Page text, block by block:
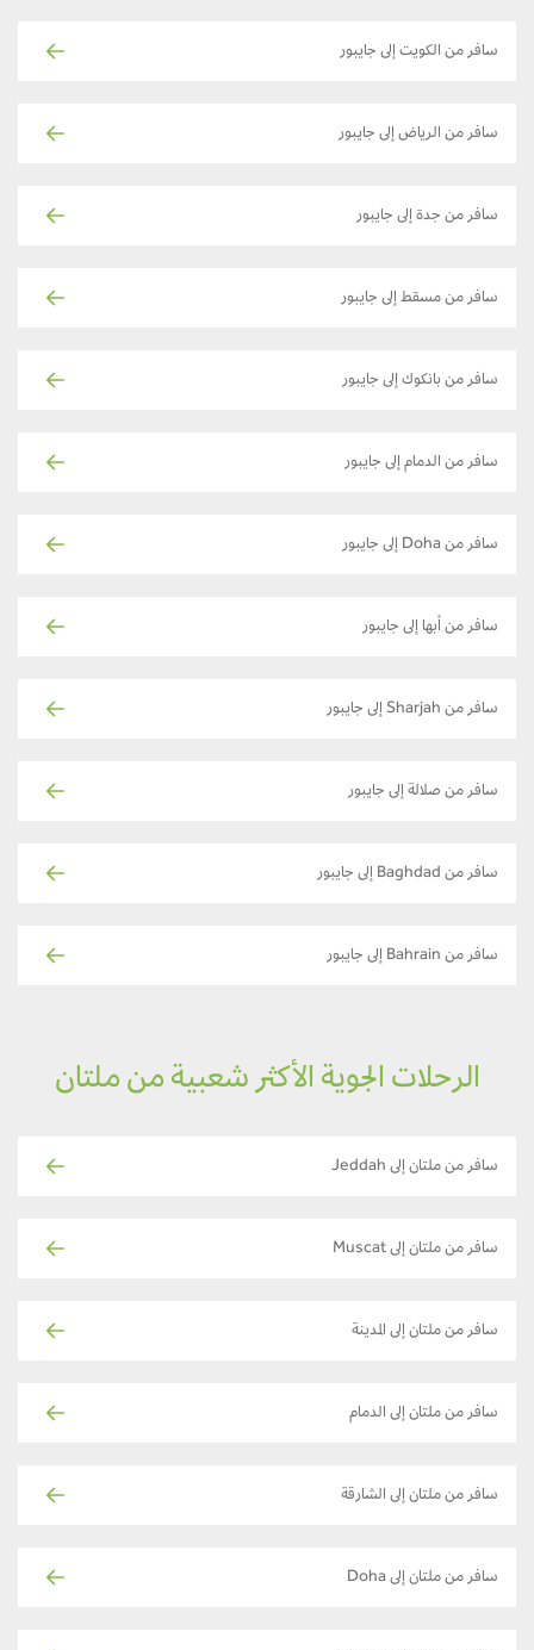
سافر من الكويت إلى جايبور
سافر من الرياض إلى جايبور
سافر من جدة إلى جايبور
سافر من مسقط إلى جايبور
سافر من بانكوك إلى جايبور
سافر من الدمام إلى جايبور
سافر من Doha إلى جايبور
سافر من أبها إلى جايبور
سافر من Sharjah إلى جايبور
سافر من صلالة إلى جايبور
سافر من Baghdad إلى جايبور
سافر من Bahrain إلى جايبور
الرحلات الجوية الأكثر شعبية من ملتان
سافر من ملتان إلى Jeddah
سافر من ملتان إلى Muscat
سافر من ملتان إلى المدينة
سافر من ملتان إلى الدمام
سافر من ملتان إلى الشارقة
سافر من ملتان إلى Doha